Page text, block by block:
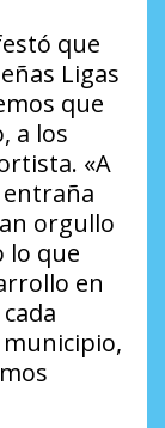
que
Ligas
que
a los
«A
entraña
orgullo
lo que
en